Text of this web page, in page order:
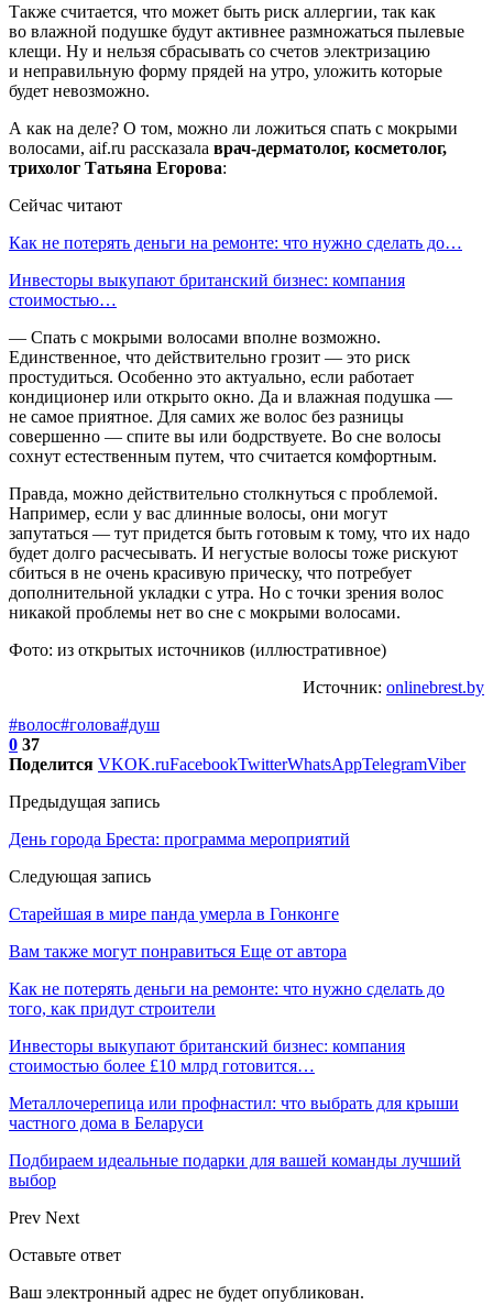
Также считается, что может быть риск аллергии, так как
во влажной подушке будут активнее размножаться пылевые
клещи. Ну и нельзя сбрасывать со счетов электризацию
и неправильную форму прядей на утро, уложить которые
будет невозможно.
А как на деле? О том, можно ли ложиться спать с мокрыми
волосами, aif.ru рассказала врач-дерматолог, косметолог,
трихолог Татьяна Егорова:
Сейчас читают
Как не потерять деньги на ремонте: что нужно сделать до…
Инвесторы выкупают британский бизнес: компания
стоимостью…
— Спать с мокрыми волосами вполне возможно.
Единственное, что действительно грозит — это риск
простудиться. Особенно это актуально, если работает
кондиционер или открыто окно. Да и влажная подушка —
не самое приятное. Для самих же волос без разницы
совершенно — спите вы или бодрствуете. Во сне волосы
сохнут естественным путем, что считается комфортным.
Правда, можно действительно столкнуться с проблемой.
Например, если у вас длинные волосы, они могут
запутаться — тут придется быть готовым к тому, что их надо
будет долго расчесывать. И негустые волосы тоже рискуют
сбиться в не очень красивую прическу, что потребует
дополнительной укладки с утра. Но с точки зрения волос
никакой проблемы нет во сне с мокрыми волосами.
Фото: из открытых источников (иллюстративное)
Источник: onlinebrest.by
#волос#голова#душ
0 37
Поделится VKOK.ruFacebookTwitterWhatsAppTelegramViber
Предыдущая запись
День города Бреста: программа мероприятий
Следующая запись
Старейшая в мире панда умерла в Гонконге
Вам также могут понравиться Еще от автора
Как не потерять деньги на ремонте: что нужно сделать до
того, как придут строители
Инвесторы выкупают британский бизнес: компания
стоимостью более £10 млрд готовится…
Металлочерепица или профнастил: что выбрать для крыши
частного дома в Беларуси
Подбираем идеальные подарки для вашей команды лучший
выбор
Prev Next
Оставьте ответ
Ваш электронный адрес не будет опубликован.